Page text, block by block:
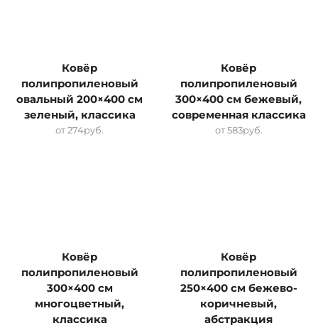
Ковёр
полипропиленовый
овальный 200×400 см
зеленый, классика
от274руб.
Ковёр
полипропиленовый
300×400 см бежевый,
современная классика
от583руб.
Ковёр
полипропиленовый
300×400 см
многоцветный,
классика
Ковёр
полипропиленовый
250×400 см бежево-
коричневый,
абстракция